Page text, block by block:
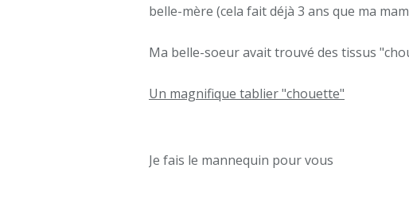
belle-mère (cela fait déjà 3 ans que ma
Ma belle-soeur avait trouvé des tissus
Un magnifique tablier "chouette"
Je fais le mannequin pour vous